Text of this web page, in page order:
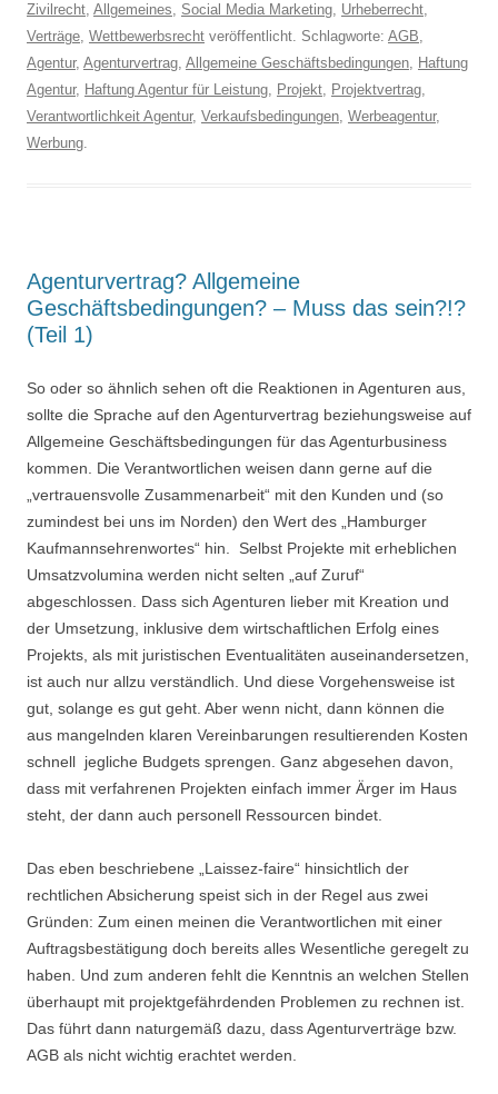
Zivilrecht, Allgemeines, Social Media Marketing, Urheberrecht,
Verträge, Wettbewerbsrecht veröffentlicht. Schlagworte: AGB,
Agentur, Agenturvertrag, Allgemeine Geschäftsbedingungen, Haftung
Agentur, Haftung Agentur für Leistung, Projekt, Projektvertrag,
Verantwortlichkeit Agentur, Verkaufsbedingungen, Werbeagentur,
Werbung.
Agenturvertrag? Allgemeine
Geschäftsbedingungen? – Muss das sein?!?
(Teil 1)
So oder so ähnlich sehen oft die Reaktionen in Agenturen aus,
sollte die Sprache auf den Agenturvertrag beziehungsweise auf
Allgemeine Geschäftsbedingungen für das Agenturbusiness
kommen. Die Verantwortlichen weisen dann gerne auf die
„vertrauensvolle Zusammenarbeit“ mit den Kunden und (so
zumindest bei uns im Norden) den Wert des „Hamburger
Kaufmannsehrenwortes“ hin. Selbst Projekte mit erheblichen
Umsatzvolumina werden nicht selten „auf Zuruf“
abgeschlossen. Dass sich Agenturen lieber mit Kreation und
der Umsetzung, inklusive dem wirtschaftlichen Erfolg eines
Projekts, als mit juristischen Eventualitäten auseinandersetzen,
ist auch nur allzu verständlich. Und diese Vorgehensweise ist
gut, solange es gut geht. Aber wenn nicht, dann können die
aus mangelnden klaren Vereinbarungen resultierenden Kosten
schnell jegliche Budgets sprengen. Ganz abgesehen davon,
dass mit verfahrenen Projekten einfach immer Ärger im Haus
steht, der dann auch personell Ressourcen bindet.
Das eben beschriebene „Laissez-faire“ hinsichtlich der
rechtlichen Absicherung speist sich in der Regel aus zwei
Gründen: Zum einen meinen die Verantwortlichen mit einer
Auftragsbestätigung doch bereits alles Wesentliche geregelt zu
haben. Und zum anderen fehlt die Kenntnis an welchen Stellen
überhaupt mit projektgefährdenden Problemen zu rechnen ist.
Das führt dann naturgemäß dazu, dass Agenturverträge bzw.
AGB als nicht wichtig erachtet werden.